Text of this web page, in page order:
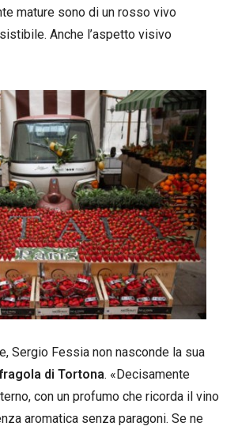
mature sono di un rosso vivo
Anche l’aspetto visivo
Sergio Fessia non nasconde la sua
di Tortona. «Decisamente
con un profumo che ricorda il vino
aromatica senza paragoni. Se ne